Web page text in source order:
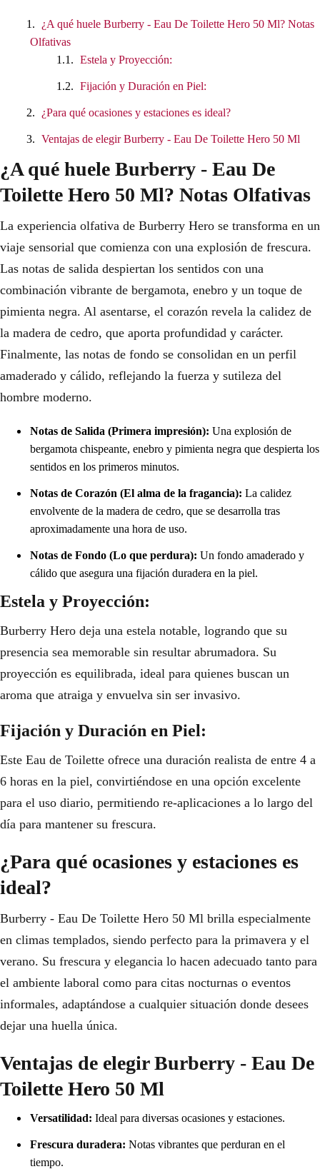
¿A qué huele Burberry - Eau De Toilette Hero 50 Ml? Notas
Olfativas
Estela y Proyección:
Fijación y Duración en Piel:
¿Para qué ocasiones y estaciones es ideal?
Ventajas de elegir Burberry - Eau De Toilette Hero 50 Ml
¿A qué huele Burberry - Eau De
Toilette Hero 50 Ml? Notas Olfativas
La experiencia olfativa de Burberry Hero se transforma en un
viaje sensorial que comienza con una explosión de frescura.
Las notas de salida despiertan los sentidos con una
combinación vibrante de bergamota, enebro y un toque de
pimienta negra. Al asentarse, el corazón revela la calidez de
la madera de cedro, que aporta profundidad y carácter.
Finalmente, las notas de fondo se consolidan en un perfil
amaderado y cálido, reflejando la fuerza y sutileza del
hombre moderno.
Notas de Salida (Primera impresión): Una explosión de
bergamota chispeante, enebro y pimienta negra que despierta los
sentidos en los primeros minutos.
Notas de Corazón (El alma de la fragancia): La calidez
envolvente de la madera de cedro, que se desarrolla tras
aproximadamente una hora de uso.
Notas de Fondo (Lo que perdura): Un fondo amaderado y
cálido que asegura una fijación duradera en la piel.
Estela y Proyección:
Burberry Hero deja una estela notable, logrando que su
presencia sea memorable sin resultar abrumadora. Su
proyección es equilibrada, ideal para quienes buscan un
aroma que atraiga y envuelva sin ser invasivo.
Fijación y Duración en Piel:
Este Eau de Toilette ofrece una duración realista de entre 4 a
6 horas en la piel, convirtiéndose en una opción excelente
para el uso diario, permitiendo re-aplicaciones a lo largo del
día para mantener su frescura.
¿Para qué ocasiones y estaciones es
ideal?
Burberry - Eau De Toilette Hero 50 Ml brilla especialmente
en climas templados, siendo perfecto para la primavera y el
verano. Su frescura y elegancia lo hacen adecuado tanto para
el ambiente laboral como para citas nocturnas o eventos
informales, adaptándose a cualquier situación donde desees
dejar una huella única.
Ventajas de elegir Burberry - Eau De
Toilette Hero 50 Ml
Versatilidad: Ideal para diversas ocasiones y estaciones.
Frescura duradera: Notas vibrantes que perduran en el
tiempo.